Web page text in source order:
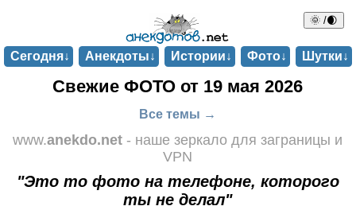
🌞 /🌒
Сегодня↓ Анекдоты↓ Истории↓ Фото↓ Шутки↓
Свежие ФОТО от 19 мая 2026
Все темы →
www.anekdo.net - наше зеркало для заграницы и
VPN
"Это то фото на телефоне, которого
ты не делал"